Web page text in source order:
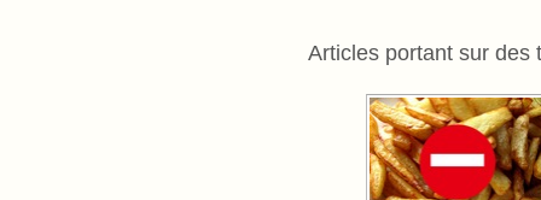
Articles portant sur des